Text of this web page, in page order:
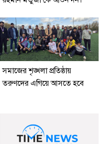
সমাজের শৃঙ্খলা প্রতিষ্ঠায়
তরুণদের এগিয়ে আসতে হবে